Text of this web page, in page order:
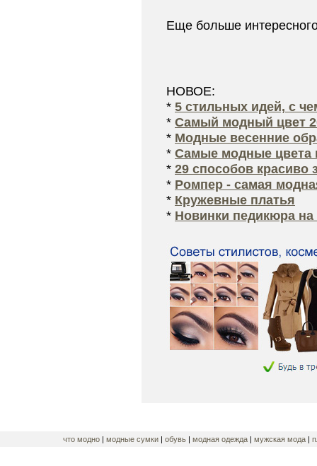
Еще больше
НОВОЕ:
* 5 стильных идей, с
* Самый модный цвет
* Модные весенние
* Самые модные цвета
* 29 способов красиво
* Ромпер - самая
* Кружевные платья
* Новинки педикюра
что модно| модные сумки | обувь| модная одежда | мужская мода |